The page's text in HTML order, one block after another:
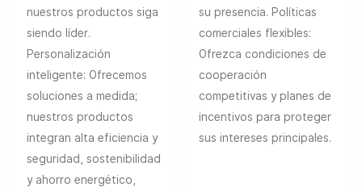
nuestros productos siga
siendo líder.
Personalización
inteligente: Ofrecemos
soluciones a medida;
nuestros productos
integran alta eficiencia y
seguridad, sostenibilidad
y ahorro energético,
su presencia. Políticas
comerciales flexibles:
Ofrezca condiciones de
cooperación
competitivas y planes de
incentivos para proteger
sus intereses principales.